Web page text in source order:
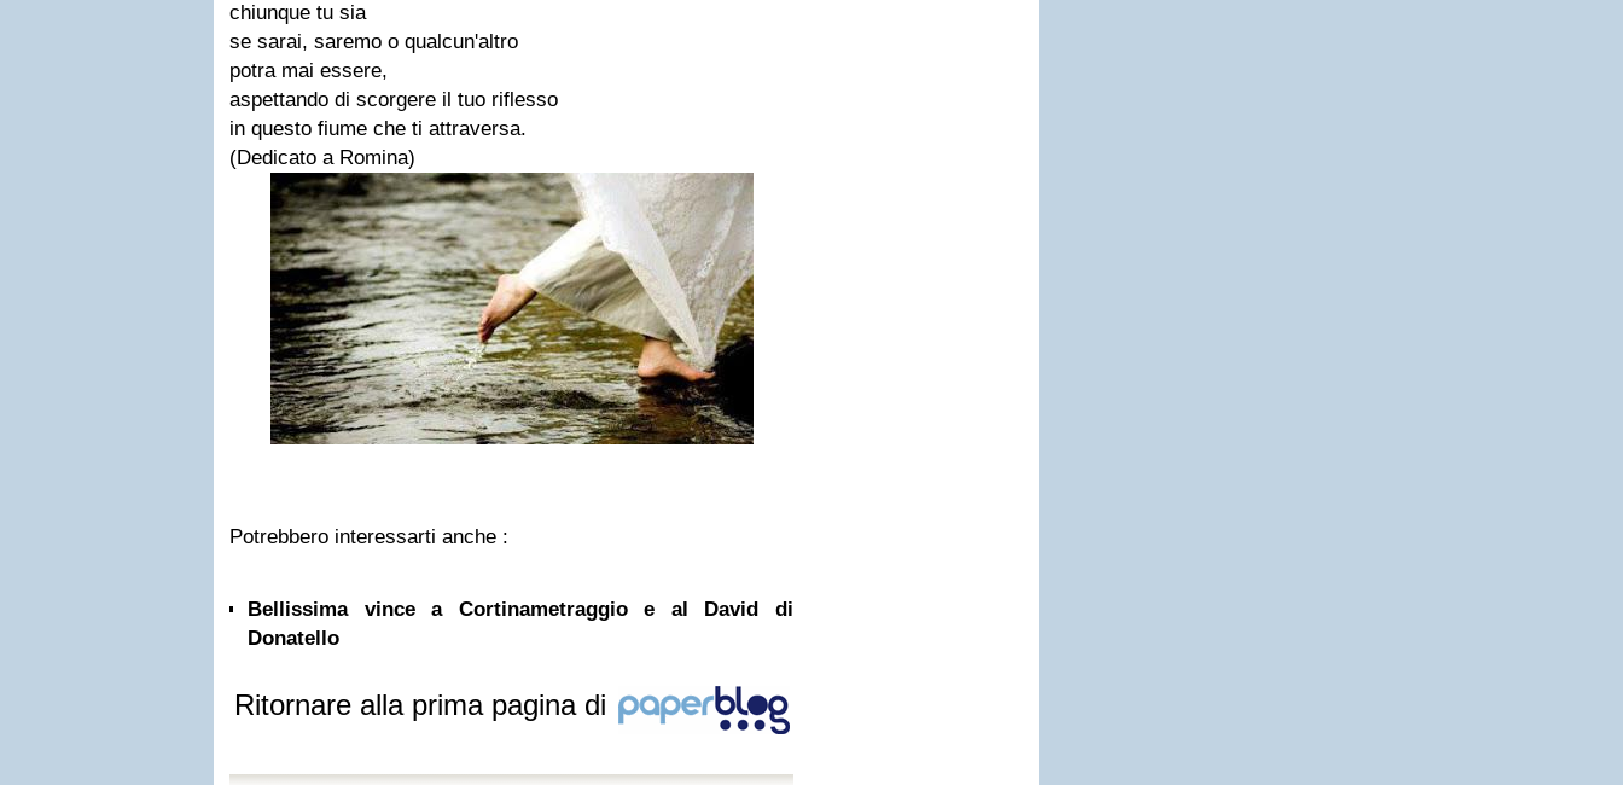
chiunque tu sia
se sarai, saremo o qualcun'altro
potra mai essere,
aspettando di scorgere il tuo riflesso
in questo fiume che ti attraversa.
(Dedicato a Romina)
Potrebbero interessarti anche :
Bellissima vince a Cortinametraggio e al David di
Donatello
Ritornare alla prima pagina di